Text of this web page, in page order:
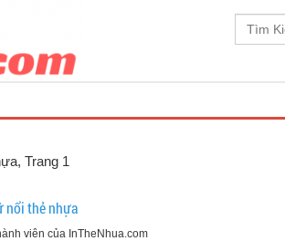
, Trang 1
nổi thẻ nhựa
viên của InTheNhua.com